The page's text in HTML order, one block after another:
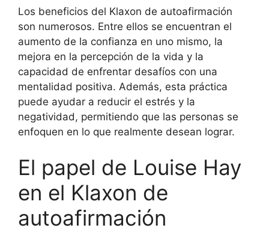
Los beneficios del Klaxon de autoafirmación
son numerosos. Entre ellos se encuentran el
aumento de la confianza en uno mismo, la
mejora en la percepción de la vida y la
capacidad de enfrentar desafíos con una
mentalidad positiva. Además, esta práctica
puede ayudar a reducir el estrés y la
negatividad, permitiendo que las personas se
enfoquen en lo que realmente desean lograr.
El papel de Louise Hay
en el Klaxon de
autoafirmación